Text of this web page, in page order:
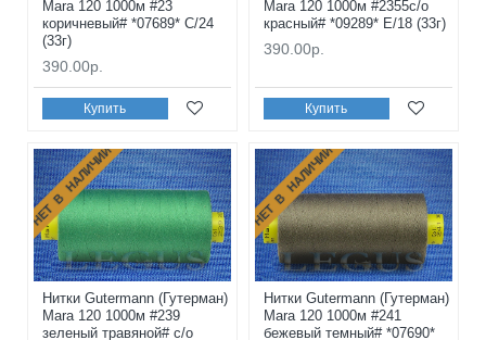
Mara 120 1000м #23
коричневый# *07689* C/24
(33г)
390.00р.
Купить
Mara 120 1000м #2355с/о
красный# *09289* E/18 (33г)
390.00р.
Купить
НЕТ В НАЛИЧИИ
Нитки Gutermann (Гутерман)
Mara 120 1000м #239
зеленый травяной# с/о
НЕТ В НАЛИЧИИ
Нитки Gutermann (Гутерман)
Mara 120 1000м #241
бежевый темный# *07690*